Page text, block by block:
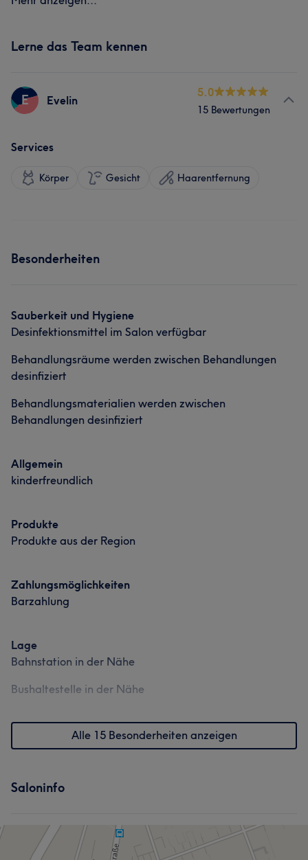
Lerne das Team kennen
E Evelin
5.0
15 Bewertungen
Services
Körper Gesicht Haarentfernung
Besonderheiten
Sauberkeit und Hygiene
Desinfektionsmittel im Salon verfügbar
Behandlungsräume werden zwischen Behandlungen
desinfiziert
Behandlungsmaterialien werden zwischen
Behandlungen desinfiziert
Allgemein
kinderfreundlich
Produkte
Produkte aus der Region
Zahlungsmöglichkeiten
Barzahlung
Lage
Bahnstation in der Nähe
Bushaltestelle in der Nähe
Alle 15 Besonderheiten anzeigen
Saloninfo